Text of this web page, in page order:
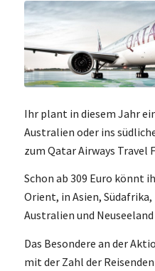
Ihr plant in diesem Jahr
Australien oder ins
zum Qatar Airways Travel
Schon ab 309 Euro könnt
Orient, in Asien,
Australien und
Das Besondere an der
mit der Zahl der